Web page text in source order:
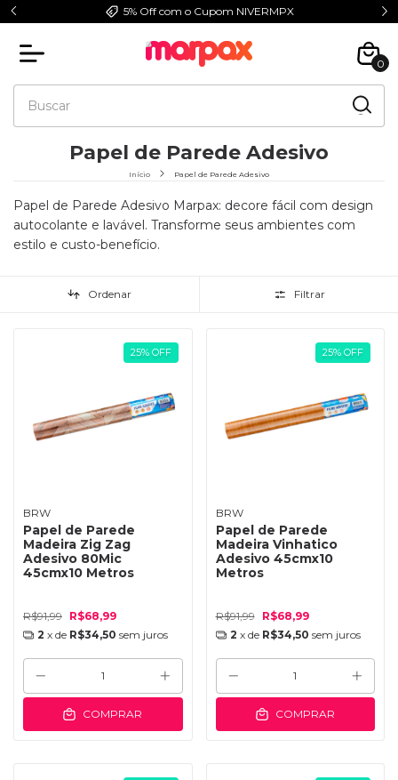
5% Off com o Cupom NIVERMPX
0
Papel de Parede Adesivo
Início Papel de Parede Adesivo
Papel de Parede Adesivo Marpax: decore fácil com design
autocolante e lavável. Transforme seus ambientes com
estilo e custo-benefício.
Ordenar Filtrar
25% OFF
BRW
Papel de Parede
Madeira Zig Zag
Adesivo 80Mic
45cmx10 Metros
R$91,99 R$68,99
2 x de R$34,50 sem juros
COMPRAR
25% OFF
BRW
Papel de Parede
Madeira Vinhatico
Adesivo 45cmx10
Metros
R$91,99
R$68,99
2 x de R$34,50 sem juros
COMPRAR